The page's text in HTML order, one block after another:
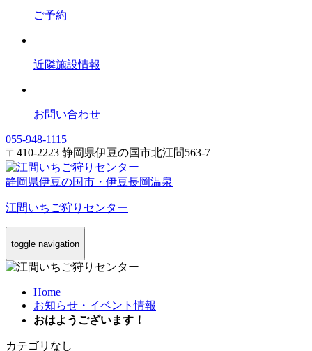
ご予約
近隣施設情報
お問い合わせ
055-948-1115
〒410-2223 静岡県伊豆の国市北江間563-7
静岡県伊豆の国市・伊豆長岡温泉
江間いちご狩りセンター
toggle navigation
Home
お知らせ・イベント情報
おはようございます！
カテゴリなし